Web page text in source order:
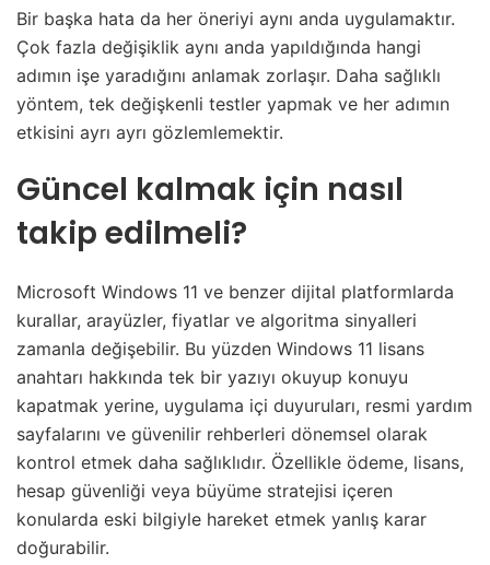
Bir başka hata da her öneriyi aynı anda uygulamaktır.
Çok fazla değişiklik aynı anda yapıldığında hangi
adımın işe yaradığını anlamak zorlaşır. Daha sağlıklı
yöntem, tek değişkenli testler yapmak ve her adımın
etkisini ayrı ayrı gözlemlemektir.
Güncel kalmak için nasıl
takip edilmeli?
Microsoft Windows 11 ve benzer dijital platformlarda
kurallar, arayüzler, fiyatlar ve algoritma sinyalleri
zamanla değişebilir. Bu yüzden Windows 11 lisans
anahtarı hakkında tek bir yazıyı okuyup konuyu
kapatmak yerine, uygulama içi duyuruları, resmi yardım
sayfalarını ve güvenilir rehberleri dönemsel olarak
kontrol etmek daha sağlıklıdır. Özellikle ödeme, lisans,
hesap güvenliği veya büyüme stratejisi içeren
konularda eski bilgiyle hareket etmek yanlış karar
doğurabilir.